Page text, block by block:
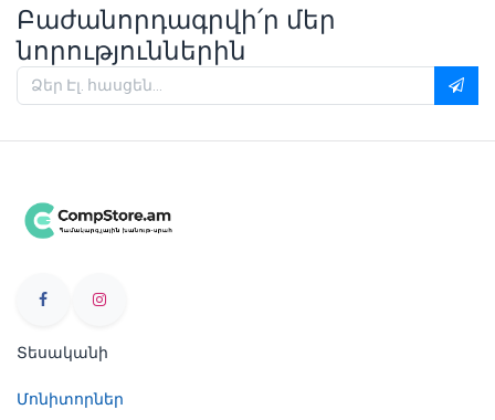
Բաժանորդագրվի՛ր մեր
նորություններին
Տեսականի
Մոնիտորներ